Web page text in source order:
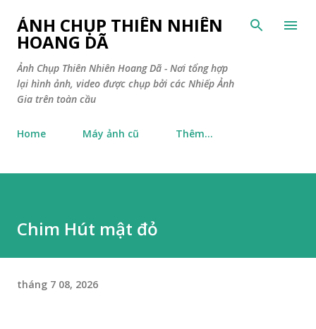
Chuyển đến nội dung chính
ẢNH CHỤP THIÊN NHIÊN
HOANG DÃ
Ảnh Chụp Thiên Nhiên Hoang Dã - Nơi tổng hợp
lại hình ảnh, video được chụp bởi các Nhiếp Ảnh
Gia trên toàn cầu
Home Máy ảnh cũ Thêm…
Chim Hút mật đỏ
tháng 7 08, 2026